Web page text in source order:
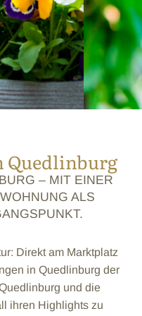
Quedlinburg
– MIT EINER
ALS
Direkt am Marktplatz
in Quedlinburg der
und die
ihren Highlights zu